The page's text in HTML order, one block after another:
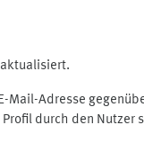
aktualisiert.
Adresse
durch den Nutzer